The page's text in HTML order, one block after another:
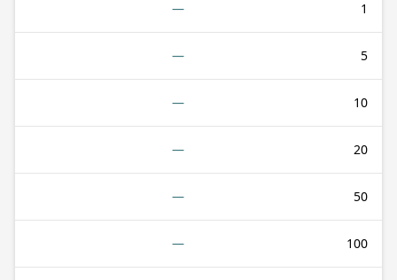
1
—
5
—
10
—
20
—
50
—
100
—